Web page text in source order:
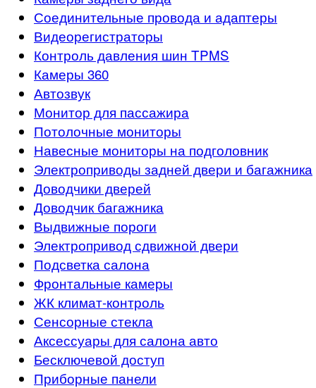
Соединительные провода и адаптеры
Видеорегистраторы
Контроль давления шин TPMS
Камеры 360
Автозвук
Монитор для пассажира
Потолочные мониторы
Навесные мониторы на подголовник
Электроприводы задней двери и багажника
Доводчики дверей
Доводчик багажника
Выдвижные пороги
Электропривод сдвижной двери
Подсветка салона
Фронтальные камеры
ЖК климат-контроль
Сенсорные стекла
Аксессуары для салона авто
Бесключевой доступ
Приборные панели